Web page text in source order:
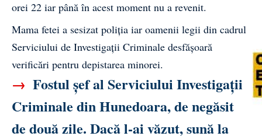
orei 22 iar până în acest moment nu a revenit.
Mama fetei a sesizat poliția iar oamenii legii din cadrul
Serviciului de Investigații Criminale desfășoară
verificări pentru depistarea minorei.
→ Fostul șef al Serviciului Investigații
Criminale din Hunedoara, de negăsit
de două zile. Dacă l-ai văzut, sună la